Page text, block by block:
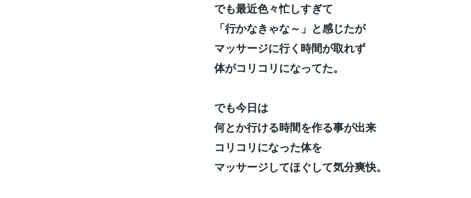
でも最近色々忙しすぎて
「行かなきゃな～」と感じたが
マッサージに行く時間が取れず
体がコリコリになってた。
でも今日は
何とか行ける時間を作る事が出来
コリコリになった体を
マッサージしてほぐして気分爽快。